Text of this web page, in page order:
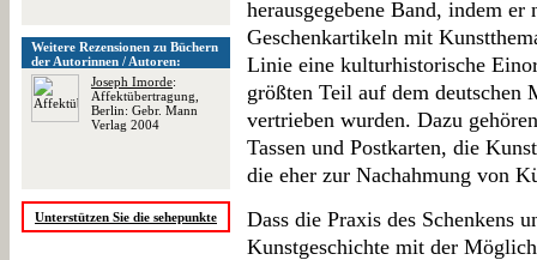
Weitere Rezensionen zu Büchern
der Autorinnen / Autoren:
Joseph Imorde:
Affektübertragung,
Berlin: Gebr. Mann
Verlag 2004
Unterstützen Sie die sehepunkte
herausgegebene Band, indem er
Geschenkartikeln mit
Linie eine kulturhistorische
größten Teil auf dem deutschen
vertrieben wurden. Dazu
Tassen und Postkarten, die
die eher zur Nachahmung von
Dass die Praxis des Schenkens
Kunstgeschichte mit der